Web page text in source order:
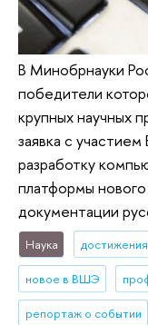
В Минобрнауки
победители
крупных научных
заявка с
разработку
платформы
документации
Наука достижения
новое в ВШЭ
репортаж о событии